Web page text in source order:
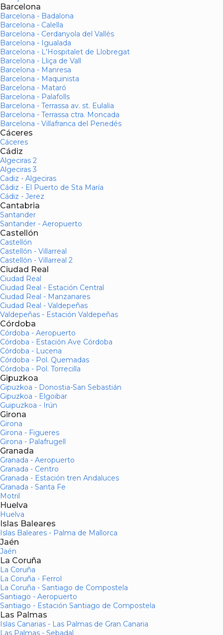
Barcelona
Barcelona - Badalona
Barcelona - Calella
Barcelona - Cerdanyola del Vallés
Barcelona - Igualada
Barcelona - L'Hospitalet de Llobregat
Barcelona - Lliça de Vall
Barcelona - Manresa
Barcelona - Maquinista
Barcelona - Mataró
Barcelona - Palafolls
Barcelona - Terrassa av. st. Eulalia
Barcelona - Terrassa ctra. Moncada
Barcelona - Villafranca del Penedés
Cáceres
Cáceres
Cádiz
Algeciras 2
Algeciras 3
Cadiz - Algeciras
Cádiz - El Puerto de Sta María
Cádiz - Jerez
Cantabria
Santander
Santander - Aeropuerto
Castellón
Castellón
Castellón - Villarreal
Castellón - Villarreal 2
Ciudad Real
Ciudad Real
Ciudad Real - Estación Central
Ciudad Real - Manzanares
Ciudad Real - Valdepeñas
Valdepeñas - Estación Valdepeñas
Córdoba
Córdoba - Aeropuerto
Córdoba - Estación Ave Córdoba
Córdoba - Lucena
Córdoba - Pol. Quemadas
Córdoba - Pol. Torrecilla
Gipuzkoa
Gipuzkoa - Donostia-San Sebastián
Gipuzkoa - Elgoibar
Guipuzkoa - Irún
Girona
Girona
Girona - Figueres
Girona - Palafrugell
Granada
Granada - Aeropuerto
Granada - Centro
Granada - Estación tren Andaluces
Granada - Santa Fe
Motril
Huelva
Huelva
Islas Baleares
Islas Baleares - Palma de Mallorca
Jaén
Jaén
La Coruña
La Coruña
La Coruña - Ferrol
La Coruña - Santiago de Compostela
Santiago - Aeropuerto
Santiago - Estación Santiago de Compostela
Las Palmas
Islas Canarias - Las Palmas de Gran Canaria
Las Palmas - Sebadal